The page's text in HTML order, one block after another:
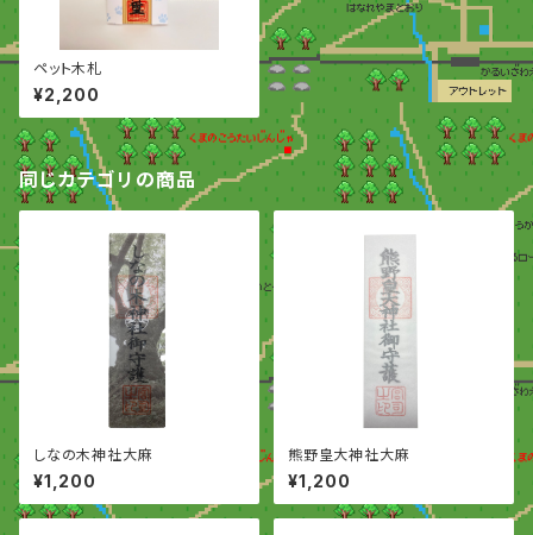
ペット木札
¥2,200
同じカテゴリの商品
しなの木神社大麻
¥1,200
熊野皇大神社大麻
¥1,200